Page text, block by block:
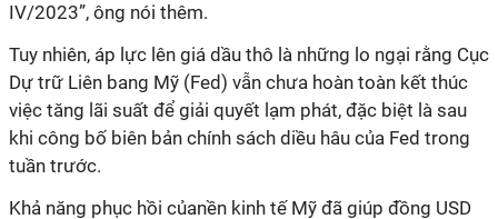
IV/2023”, ông nói thêm.
Tuy nhiên, áp lực lên giá dầu thô là những lo ngại rằng Cục
Dự trữ Liên bang Mỹ (Fed) vẫn chưa hoàn toàn kết thúc
việc tăng lãi suất để giải quyết lạm phát, đặc biệt là sau
khi công bố biên bản chính sách diều hâu của Fed trong
tuần trước.
Khả năng phục hồi củanền kinh tế Mỹ đã giúp đồng USD